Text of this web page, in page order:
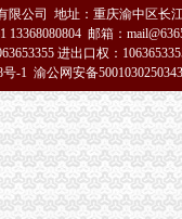
册_重庆列举网
频道
考和竞赛正式开考
注销分公司谋划2007年工作
贸市场视察工作
限公司 地址：重庆渝中区长
13368080804 邮箱：
进出口权：
号-1 渝公网安备